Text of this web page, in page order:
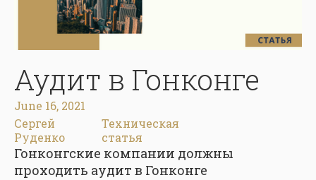
Аудит в Гонконге
June 16, 2021
Сергей
Руденко
Техническая
статья
Гонконгские компании должны
проходить аудит в Гонконге